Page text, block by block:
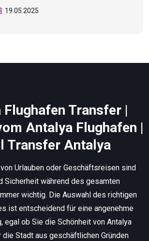
19.05.2025
Transfer |
Antalya Flughafen |
Transfer Antalya
Urlauben oder Geschäftsreisen sind
Sicherheit während des gesamten
wichtig. Die Auswahl des richtigen
ist entscheidend für eine angenehme
egal ob Sie die Schönheit von Antalya
die Stadt aus geschäftlichen Gründen